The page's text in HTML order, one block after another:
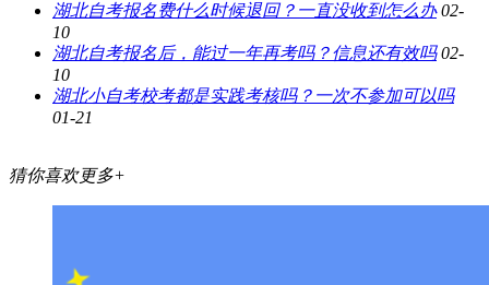
湖北自考报名费什么时候退回？一直没收到怎么办 02-
10
湖北自考报名后，能过一年再考吗？信息还有效吗 02-
10
湖北小自考校考都是实践考核吗？一次不参加可以吗
01-21
猜你喜欢更多+